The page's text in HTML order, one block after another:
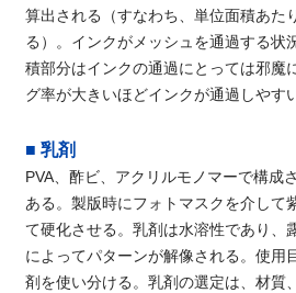
算出される（すなわち、単位面積あた
る）。インクがメッシュを通過する状
積部分はインクの通過にとっては邪魔
グ率が大きいほどインクが通過しやす
■ 乳剤
PVA、酢ビ、アクリルモノマーで構成
ある。製版時にフォトマスクを介して
て硬化させる。乳剤は水溶性であり、
によってパターンが解像される。使用
剤を使い分ける。乳剤の選定は、材質